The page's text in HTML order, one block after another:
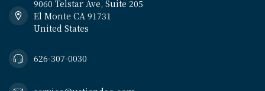
9060 Telstar Ave, Suite 205
El Monte CA 91731
United States
626-307-0030